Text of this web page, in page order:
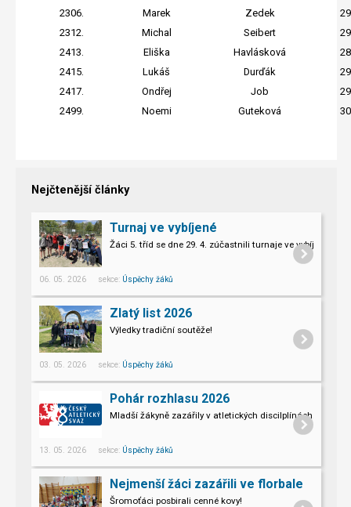
2306.
Marek Zedek
2312.
Michal Seibert
2413.
Eliška Havlásková
2415.
Lukáš Durďák
2417.
Ondřej Job
2499.
Noemi Guteková
Nejčtenější články
Turnaj ve vybíjené
Žáci 5. tříd se dne 29. 4. zúčastnili turnaje ve vybíjené.
06. 05. 2026 sekce: Úspěchy žáků
Zlatý list 2026
Výledky tradiční soutěže!
03. 05. 2026 sekce: Úspěchy žáků
Pohár rozhlasu 2026
Mladší žákyně zazářily v atletických discilplínách.
13. 05. 2026 sekce: Úspěchy žáků
Nejmenší žáci zazářili ve florbale
Šromoťáci posbirali cenné kovy!